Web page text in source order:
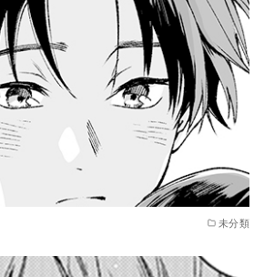
未分類